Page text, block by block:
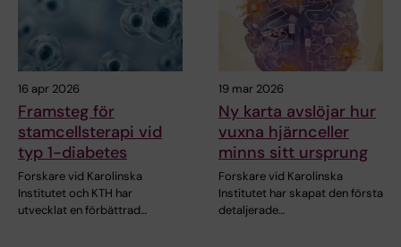
16 apr 2026
Framsteg för
stamcellsterapi vid
typ 1-diabetes
Forskare vid Karolinska
Institutet och KTH har
utvecklat en förbättrad…
19 mar 2026
Ny karta avslöjar hur
vuxna hjärnceller
minns sitt ursprung
Forskare vid Karolinska
Institutet har skapat den första
detaljerade…